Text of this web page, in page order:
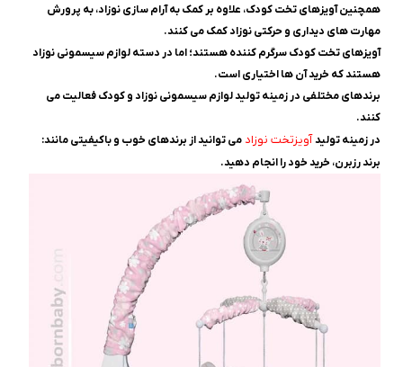
همچنین آویزهای تخت کودک، علاوه بر کمک به آرام ‌سازی نوزاد، به پرورش
مهارت ‌های دیداری و حرکتی نوزاد کمک می ‌کنند.
آویزهای تخت کودک سرگرم‌ کننده هستند؛ اما در دسته لوازم سیسمونی نوزاد
هستند که خرید آن ها اختیاری است.
برندهای مختلفی در زمینه تولید لوازم سیسمونی نوزاد و کودک فعالیت می
‌کنند.
در زمینه تولیدآویزتخت نوزاد می ‌توانید از برندهای خوب و باکیفیتی مانند:
برند رزبرن، خرید خود را انجام دهید.